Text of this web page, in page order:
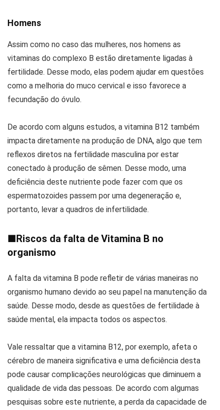
Homens
Assim como no caso das mulheres, nos homens as
vitaminas do complexo B estão diretamente ligadas à
fertilidade. Desse modo, elas podem ajudar em questões
como a melhoria do muco cervical e isso favorece a
fecundação do óvulo.
De acordo com alguns estudos, a vitamina B12 também
impacta diretamente na produção de DNA, algo que tem
reflexos diretos na fertilidade masculina por estar
conectado à produção de sêmen. Desse modo, uma
deficiência deste nutriente pode fazer com que os
espermatozoides passem por uma degeneração e,
portanto, levar a quadros de infertilidade.
■Riscos da falta de Vitamina B no
organismo
A falta da vitamina B pode refletir de várias maneiras no
organismo humano devido ao seu papel na manutenção da
saúde. Desse modo, desde as questões de fertilidade à
saúde mental, ela impacta todos os aspectos.
Vale ressaltar que a vitamina B12, por exemplo, afeta o
cérebro de maneira significativa e uma deficiência desta
pode causar complicações neurológicas que diminuem a
qualidade de vida das pessoas. De acordo com algumas
pesquisas sobre este nutriente, a perda da capacidade de